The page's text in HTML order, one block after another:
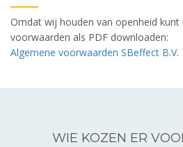
Omdat wij houden van openheid kunt
voorwaarden als PDF downloaden:
Algemene voorwaarden SBeffect B.V.
WIE KOZEN ER